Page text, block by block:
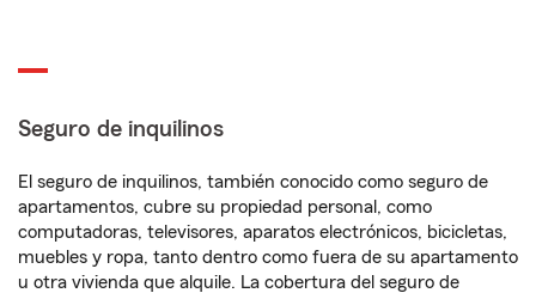
Seguro de inquilinos
El seguro de inquilinos, también conocido como seguro de
apartamentos, cubre su propiedad personal, como
computadoras, televisores, aparatos electrónicos, bicicletas,
muebles y ropa, tanto dentro como fuera de su apartamento
u otra vivienda que alquile. La cobertura del seguro de